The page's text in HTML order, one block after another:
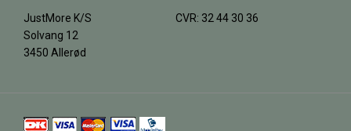
JustMore K/S
Solvang 12
3450 Allerød
CVR: 32 44 30 36